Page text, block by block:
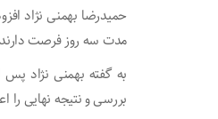
حمیدرضا بهمنی نژاد
مدت سه روز فرصت
بررسی و نتیجه نهایی را